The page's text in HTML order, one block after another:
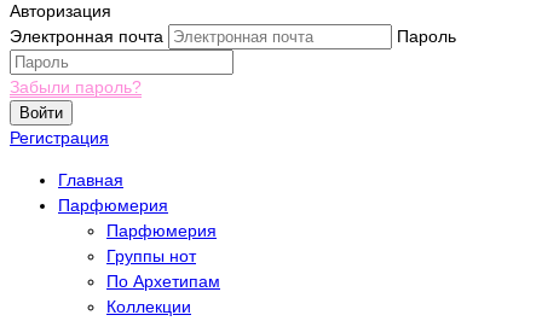
Авторизация
Электронная почта
Пароль
Забыли пароль?
Войти
Регистрация
Главная
Парфюмерия
Парфюмерия
Группы нот
По Архетипам
Коллекции